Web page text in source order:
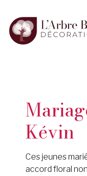
Kévin
Ces jeunes
accord floral